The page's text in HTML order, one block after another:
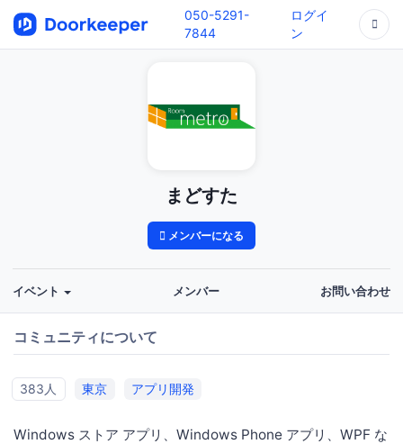
050-5291-
7844
ログイ
ン
まどすた
メンバーになる
イベント メンバー お問い合わせ
コミュニティについて
383人 東京 アプリ開発
Windows ストア アプリ、Windows Phone アプリ、WPF な